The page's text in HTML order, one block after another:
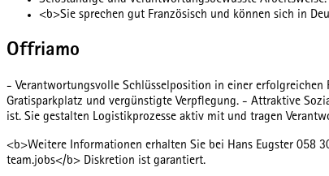
<b>Sie sprechen gut Französisch und können sich in
Offriamo
- Verantwortungsvolle Schlüsselposition in einer
Gratisparkplatz und vergünstigte Verpflegung. - Attraktive
ist. Sie gestalten Logistikprozesse aktiv mit und tragen
<b>Weitere Informationen erhalten Sie bei Hans Eugster 058
team.jobs</b> Diskretion ist garantiert.